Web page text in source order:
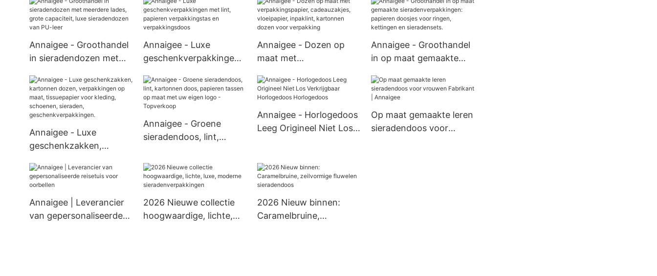
sieradentassen -
Annaigee
in Cartier-stijl - Annaigee
klapdeksel - Annaigee
Annaigee - Groothandel
in sieradendozen met
capaciteit, luxe
sieradendozen van PU-
leer
Annaigee - Luxe
geschenkverpakkingen
verpakkingstas en
verpakkingsdoos
Annaigee - Dozen op
maat met
cadeauzakjes,
vloeipapier, inpaklint,
kartonnen dozen voor
verpakking
Annaigee - Groothandel
in op maat gemaakte
papieren doosjes voor
ringen, kettingen en
sieradensets.
Annaigee - Luxe
geschenkzakken,
verpakkingen op maat,
tissuepapier voor
kleding, schoenen,
sieraden,
Annaigee - Groene
sieradendoos, lint,
papieren tassen op maat
met uw eigen logo -
Topverkoop
Annaigee - Horlogedoos
Leeg Origineel Niet Los
Horlogedoos
Op maat gemaakte leren
sieradendoos voor
Annaigee | Leverancier
van gepersonaliseerde
2026 Nieuwe collectie
hoogwaardige, lichte,
2026 Nieuw binnen:
Caramelbruine,